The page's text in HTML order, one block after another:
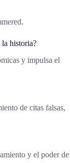
historia?
y impulsa el
de citas falsas,
y el poder de